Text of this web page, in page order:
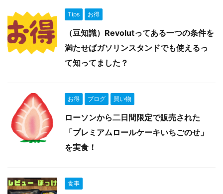
Tips お得
（豆知識）Revolutってある一つの条件を
満たせばガソリンスタンドでも使えるっ
て知ってました？
お得 ブログ 買い物
ローソンから二日間限定で販売された
「プレミアムロールケーキいちごのせ」
を実食！
食事